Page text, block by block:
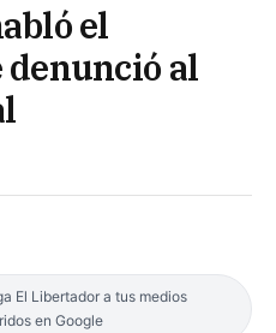
el
al
El Libertador a tus medios
en Google